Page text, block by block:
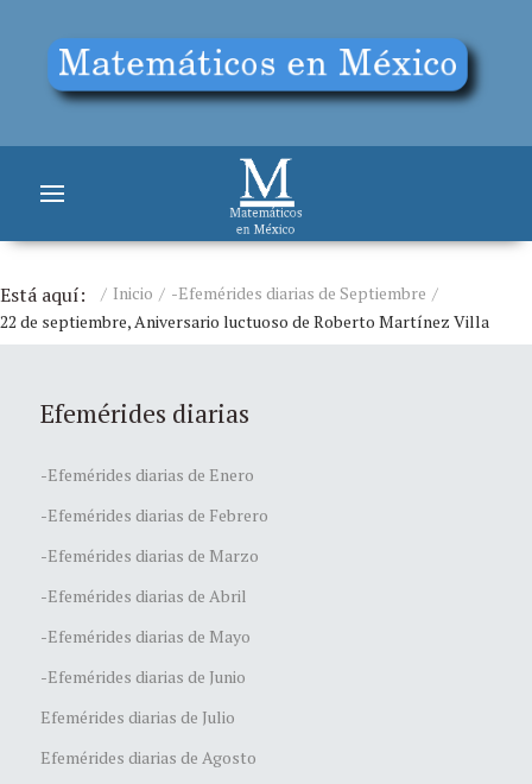
Está aquí: Inicio
-Efemérides diarias de Septiembre
22 de septiembre, Aniversario luctuoso de Roberto Martínez Villa
Efemérides diarias
-Efemérides diarias de Enero
-Efemérides diarias de Febrero
-Efemérides diarias de Marzo
-Efemérides diarias de Abril
-Efemérides diarias de Mayo
-Efemérides diarias de Junio
Efemérides diarias de Julio
Efemérides diarias de Agosto